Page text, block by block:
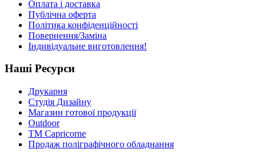
Оплата і доставка
Публічна оферта
Політика конфіденційності
Повернення/Заміна
Індивідуальне виготовлення!
Наші Ресурси
Друкарня
Студія Дизайну
Магазин готової продукції
Outdoor
TM Capricorne
Продаж поліграфічного обладнання